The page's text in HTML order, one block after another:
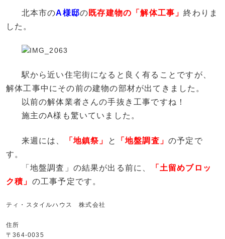
北本市のA様邸の 既存建物の「解体工事」終わりま
した。
駅から近い住宅街になると良く有ることですが、
解体工事中にその前の建物の部材が出てきました。
以前の解体業者さんの手抜き工事ですね！
施主のA様も驚いていました。
来週には、 「地鎮祭」 と 「地盤調査」 の予定で
す。
「地盤調査」の結果が出る前に、
「土留めブロッ
ク積」 の工事予定です。
ティ・スタイルハウス 株式会社
住所
〒364-0035